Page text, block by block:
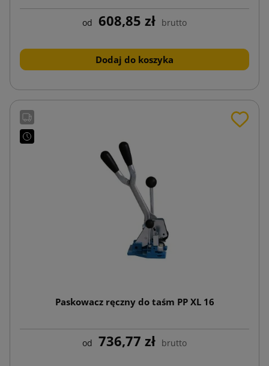
od 608,85 zł brutto
Dodaj do koszyka
Paskowacz ręczny do taśm PP XL 16
od 736,77 zł brutto